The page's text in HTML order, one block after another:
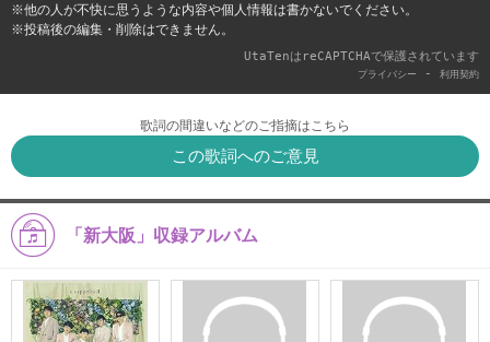
※他の人が不快に思うような内容や個人情報は書かないでください。
※投稿後の編集・削除はできません。
UtaTenはreCAPTCHAで保護されています
プライバシー - 利用契約
歌詞の間違いなどのご指摘はこちら
この歌詞へのご意見
「新大阪」収録アルバム